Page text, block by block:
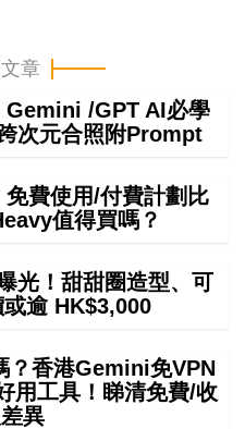
章
Gemini /GPT AI必學
次元合照附Prompt
免費使用/付費計劃比
值得買嗎？
光！甜甜圈造型、可
逾 HK$3,000
香港Gemini免VPN
用工具！睇清免費/收
異